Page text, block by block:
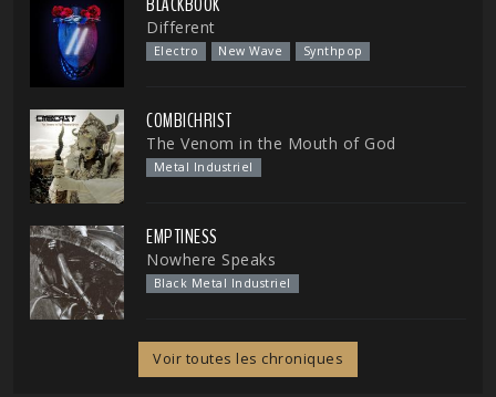
Different
Electro New Wave Synthpop
COMBICHRIST
The Venom in the Mouth of God
Metal Industriel
EMPTINESS
Nowhere Speaks
Black Metal Industriel
Voir toutes les chroniques